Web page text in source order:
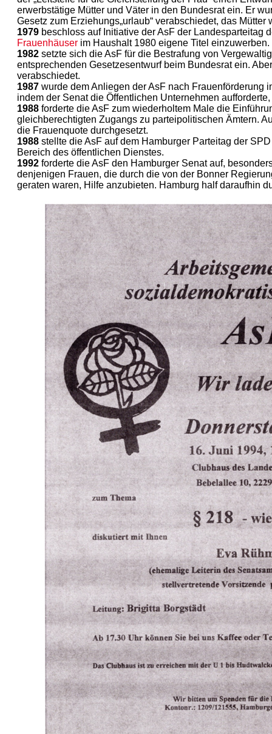
erwerbstätige Mütter und Väter in den Bundesrat ein. Er
Gesetz zum Erziehungs„urlaub“ verabschiedet, das
1979 beschloss auf Initiative der AsF der Landesparteitag
Frauenhäuser im Haushalt 1980 eigene Titel einzuwerben.
1982 setzte sich die AsF für die Bestrafung von
entsprechenden Gesetzesentwurf beim Bundesrat ein.
verabschiedet.
1987 wurde dem Anliegen der AsF nach Frauenförderung
indem der Senat die Öffentlichen Unternehmen
1988 forderte die AsF zum wiederholtem Male die
gleichberechtigten Zugangs zu parteipolitischen Ämtern.
die Frauenquote durchgesetzt.
1988 stellte die AsF auf dem Hamburger Parteitag der
Bereich des öffentlichen Dienstes.
1992 forderte die AsF den Hamburger Senat auf,
denjenigen Frauen, die durch die von der Bonner
geraten waren, Hilfe anzubieten. Hamburg half daraufhin